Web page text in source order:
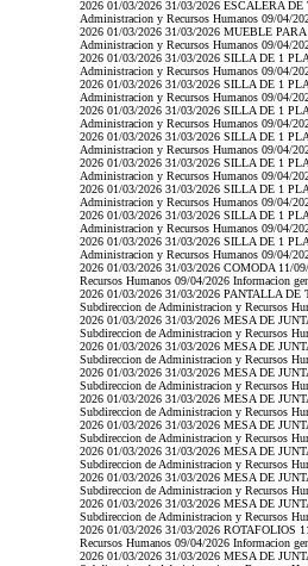
2026 01/03/2026 31/03/2026 ESCALERA DE
Administracion y Recursos Humanos 09/04/
2026 01/03/2026 31/03/2026 MUEBLE
Administracion y Recursos Humanos 09/04/
2026 01/03/2026 31/03/2026 SILLA DE 1
Administracion y Recursos Humanos 09/04/
2026 01/03/2026 31/03/2026 SILLA DE 1
Administracion y Recursos Humanos 09/04/
2026 01/03/2026 31/03/2026 SILLA DE 1
Administracion y Recursos Humanos 09/04/
2026 01/03/2026 31/03/2026 SILLA DE 1
Administracion y Recursos Humanos 09/04/
2026 01/03/2026 31/03/2026 SILLA DE 1
Administracion y Recursos Humanos 09/04/
2026 01/03/2026 31/03/2026 SILLA DE 1
Administracion y Recursos Humanos 09/04/
2026 01/03/2026 31/03/2026 SILLA DE 1
Administracion y Recursos Humanos 09/04/
2026 01/03/2026 31/03/2026 SILLA DE 1
Administracion y Recursos Humanos 09/04/
2026 01/03/2026 31/03/2026 COMODA 11/
Recursos Humanos 09/04/2026 Informacion
2026 01/03/2026 31/03/2026 PANTALLA DE
Subdireccion de Administracion y Recursos
2026 01/03/2026 31/03/2026 MESA DE
Subdireccion de Administracion y Recursos
2026 01/03/2026 31/03/2026 MESA DE
Subdireccion de Administracion y Recursos
2026 01/03/2026 31/03/2026 MESA DE
Subdireccion de Administracion y Recursos
2026 01/03/2026 31/03/2026 MESA DE
Subdireccion de Administracion y Recursos
2026 01/03/2026 31/03/2026 MESA DE
Subdireccion de Administracion y Recursos
2026 01/03/2026 31/03/2026 MESA DE
Subdireccion de Administracion y Recursos
2026 01/03/2026 31/03/2026 MESA DE
Subdireccion de Administracion y Recursos
2026 01/03/2026 31/03/2026 MESA DE
Subdireccion de Administracion y Recursos
2026 01/03/2026 31/03/2026 ROTAFOLIOS
Recursos Humanos 09/04/2026 Informacion
2026 01/03/2026 31/03/2026 MESA DE